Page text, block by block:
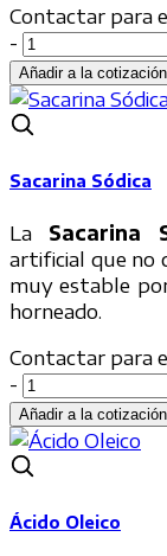
Contactar para
-
Sacarina Sódica
La Sacarina
artificial que no
muy estable
horneado.
Contactar para
-
Ácido Oleico